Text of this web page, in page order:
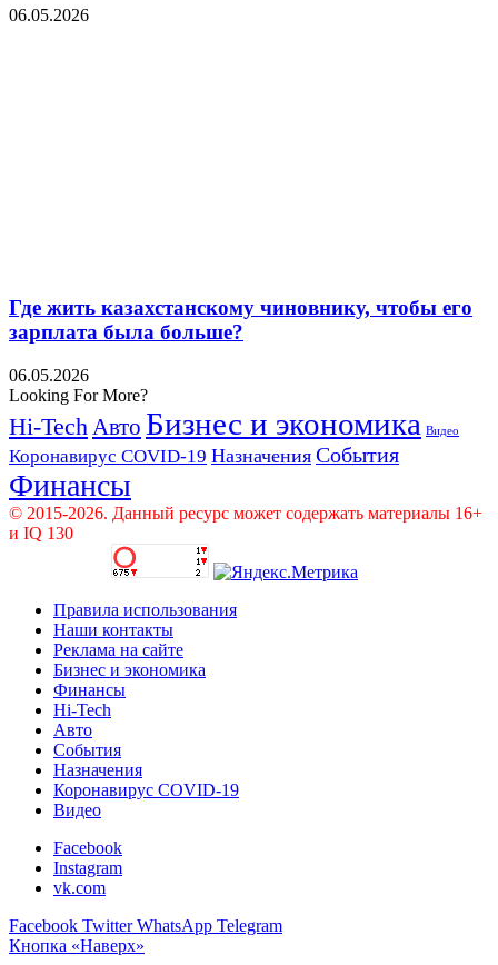
06.05.2026
Где жить казахстанскому чиновнику, чтобы его
зарплата была больше?
06.05.2026
Looking For More?
Hi-Tech Авто Бизнес и экономика Видео
Коронавирус COVID-19 Назначения События
Финансы
© 2015-2026. Данный ресурс может содержать материалы 16+
и IQ 130
Правила использования
Наши контакты
Реклама на сайте
Бизнес и экономика
Финансы
Hi-Tech
Авто
События
Назначения
Коронавирус COVID-19
Видео
Facebook
Instagram
vk.com
Facebook Twitter WhatsApp Telegram
Кнопка «Наверх»